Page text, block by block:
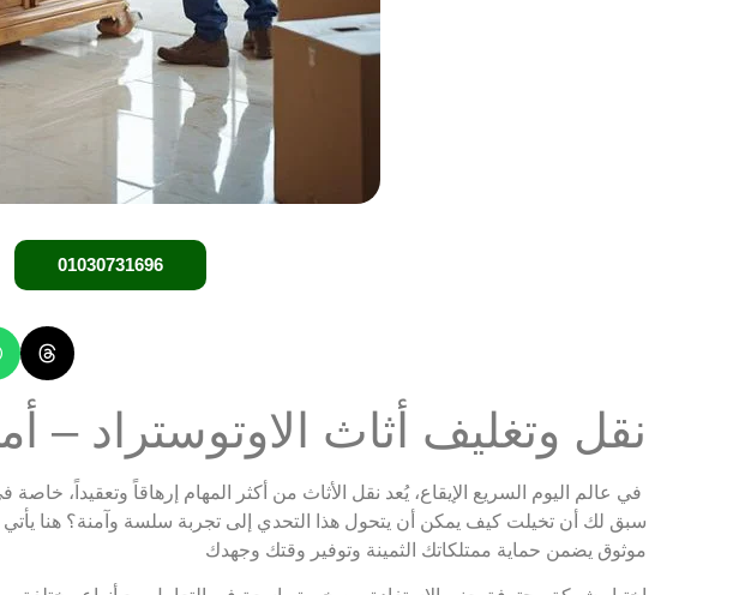
01030731696
نقل وتغليف أثاث الاوتوستراد –
في عالم اليوم السريع الإيقاع، يُعد نقل الأثاث من أكثر المهام إرهاقاً وتعقيداً،
سبق لك أن تخيلت كيف يمكن أن يتحول هذا التحدي إلى تجربة سلسة وآمنة؟ هنا
موثوق يضمن حماية ممتلكاتك الثمينة وتوفير وقتك وجهدك